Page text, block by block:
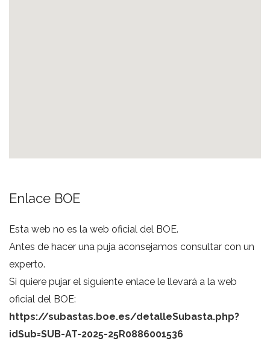
Enlace BOE
Esta web no es la web oficial del BOE.
Antes de hacer una puja aconsejamos consultar con un
experto.
Si quiere pujar el siguiente enlace le llevará a la web
oficial del BOE:
https://subastas.boe.es/detalleSubasta.php?
idSub=SUB-AT-2025-25R0886001536